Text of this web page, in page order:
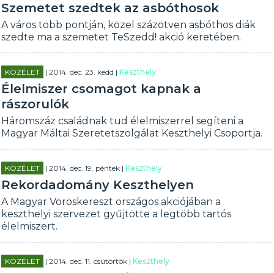
Szemetet szedtek az asbóthosok
A város több pontján, közel százötven asbóthos diák
szedte ma a szemetet TeSzedd! akció keretében.
KÖZÉLET | 2014. dec. 23. kedd |Keszthely
Élelmiszer csomagot kapnak a
rászorulók
Háromszáz családnak tud élelmiszerrel segíteni a
Magyar Máltai Szeretetszolgálat Keszthelyi Csoportja.
KÖZÉLET | 2014. dec. 19. péntek |Keszthely
Rekordadomány Keszthelyen
A Magyar Vöröskereszt országos akciójában a
keszthelyi szervezet gyűjtötte a legtöbb tartós
élelmiszert.
KÖZÉLET | 2014. dec. 11. csütörtök |Keszthely